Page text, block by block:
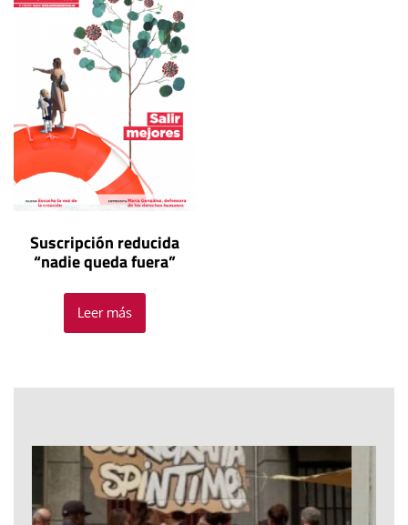
Suscripción reducida
“nadie queda fuera”
Leer más